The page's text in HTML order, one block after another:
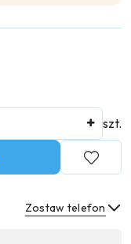
szt.
Zostaw telefon